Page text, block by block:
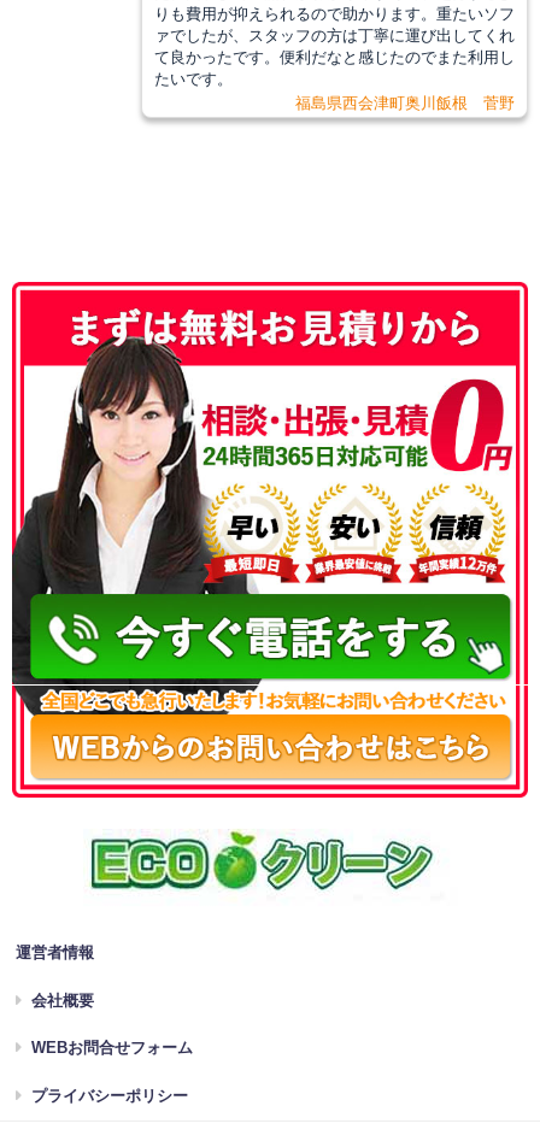
りも費用が抑えられるので助かります。重たいソフ
ァでしたが、スタッフの方は丁寧に運び出してくれ
て良かったです。便利だなと感じたのでまた利用し
たいです。
福島県西会津町奥川飯根 菅野
050-3186-4780
運営者情報
会社概要
WEBお問合せフォーム
プライバシーポリシー